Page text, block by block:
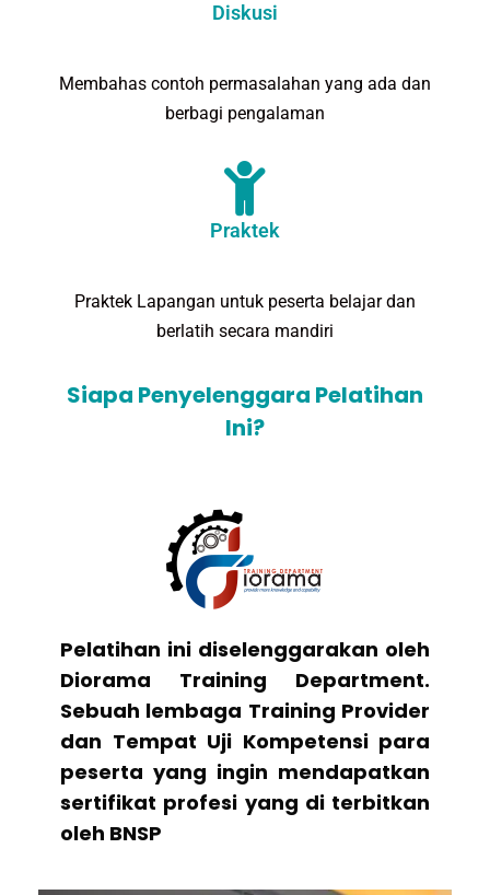
Diskusi
Membahas contoh permasalahan yang ada dan
berbagi pengalaman
Praktek
Praktek Lapangan untuk peserta belajar dan
berlatih secara mandiri
Siapa Penyelenggara Pelatihan
Ini?
Pelatihan ini diselenggarakan oleh
Diorama Training Department.
Sebuah lembaga Training Provider
dan Tempat Uji Kompetensi para
peserta yang ingin mendapatkan
sertifikat profesi yang di terbitkan
oleh BNSP